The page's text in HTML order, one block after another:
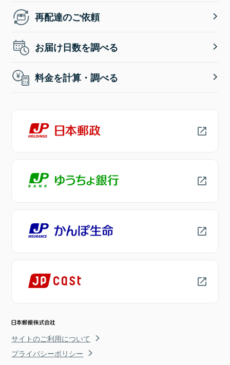
再配達のご依頼
お届け日数を調べる
料金を計算・調べる
サイトのご利用について
プライバシーポリシー